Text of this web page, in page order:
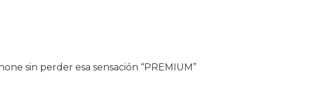
sin perder esa sensación “PREMIUM”